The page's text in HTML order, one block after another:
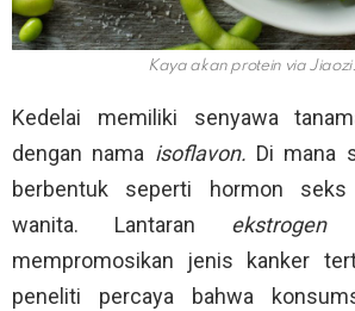
Kaya akan protein via
Kedelai memiliki senyawa
dengan nama isoflavon. Di mana
berbentuk seperti hormon seks
wanita. Lantaran ekstrogen
mempromosikan jenis kanker
peneliti percaya bahwa